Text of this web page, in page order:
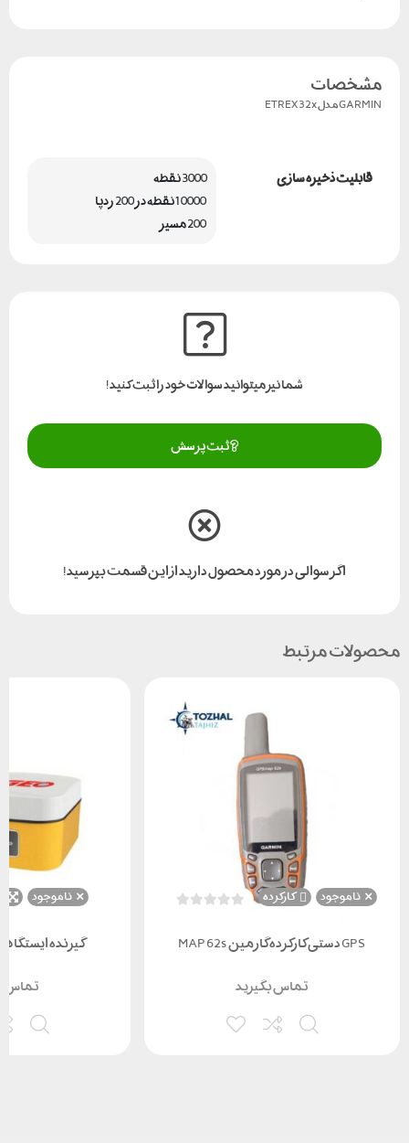
مشخصات
GARMINمدل ETREX32x
قابلیت ذخیره سازی
3000 نقطه
10000 نقطه در 200 ردپا
200 مسیر
شما نیز میتوانید سوالات خود را ثبت کنید!
ثبت پرسش
اگر سوالی در مورد محصول دارید از این قسمت بپرسید!
محصولات مرتبط
ناموجود کارکرده
GPS دستی کارکرده گارمین MAP 62s
تماس بگیرید
ناموجود
گیرنده
تماس